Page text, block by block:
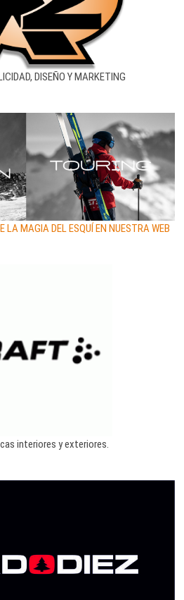
DISEÑO Y MARKETING
LA MAGIA DEL ESQUÍ EN NUESTRA WEB
interiores y exteriores.